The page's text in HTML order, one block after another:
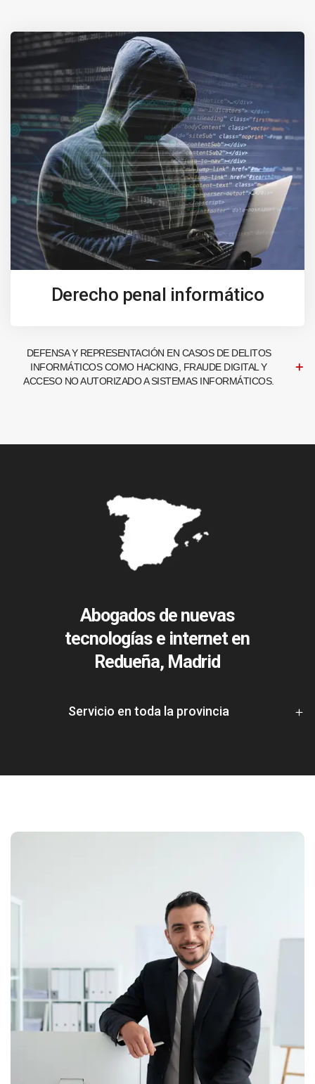
Derecho penal informático
DEFENSA Y REPRESENTACIÓN EN CASOS DE DELITOS
INFORMÁTICOS COMO HACKING, FRAUDE DIGITAL Y
ACCESO NO AUTORIZADO A SISTEMAS INFORMÁTICOS.
Abogados de nuevas
tecnologías e internet en
Redueña, Madrid
Servicio en toda la provincia